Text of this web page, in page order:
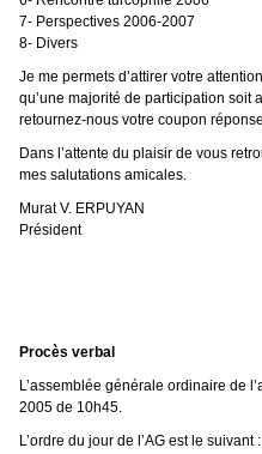
7- Perspectives 2006-2007
8- Divers
Je me permets d’attirer votre
qu’une majorité de participation soit
retournez-nous votre coupon
Dans l’attente du plaisir de vous
mes salutations amicales.
Murat V. ERPUYAN
Président
Procès verbal
L’assemblée générale ordinaire de
2005 de 10h45.
L’ordre du jour de l’AG est le suivant :